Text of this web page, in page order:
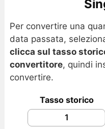
Per convertire una
data passata,
clicca sul tasso
convertitore, quindi
convertire.
Tasso storico